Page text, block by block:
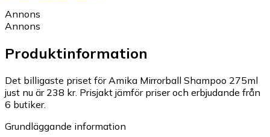
Annons
Annons
Produktinformation
Det billigaste priset för Amika Mirrorball Shampoo 275ml
just nu är 238 kr. Prisjakt jämför priser och erbjudande från
6 butiker.
Grundläggande information